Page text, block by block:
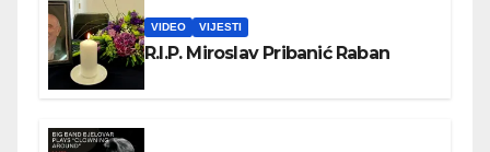
VIDEO VIJESTI
R.I.P. Miroslav Pribanić Raban